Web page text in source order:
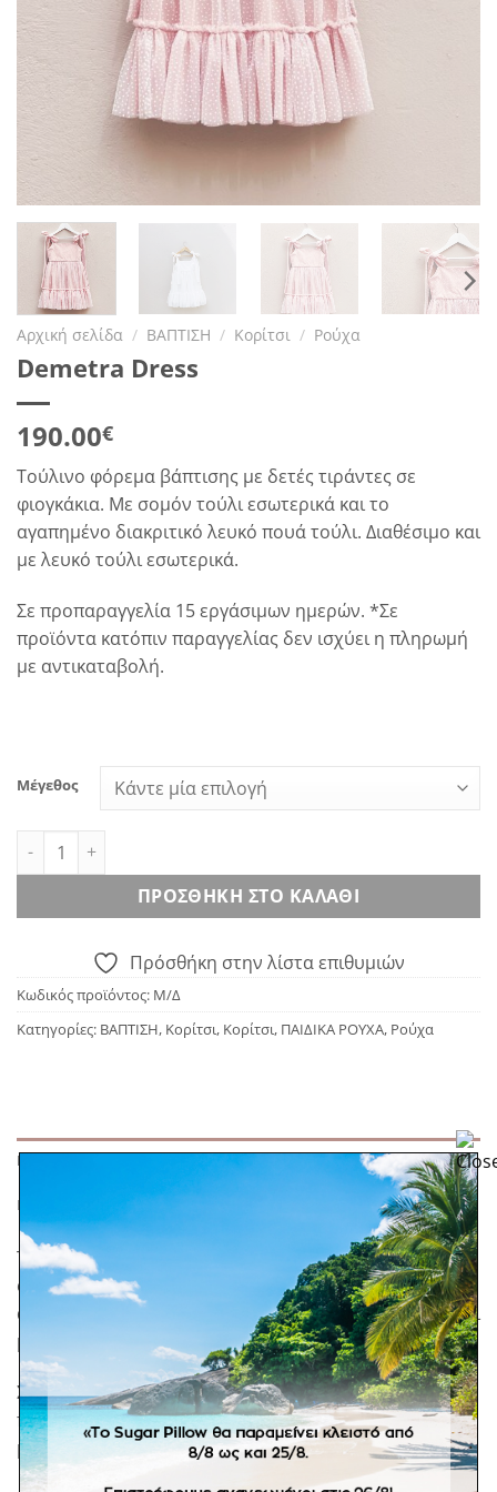
Αρχική σελίδα / ΒΑΠΤΙΣΗ / Κορίτσι / Ρούχα
Demetra Dress
190.00€
Τούλινο φόρεμα βάπτισης με δετές τιράντες σε
φιογκάκια. Με σομόν τούλι εσωτερικά και το
αγαπημένο διακριτικό λευκό πουά τούλι. Διαθέσιμο και
με λευκό τούλι εσωτερικά.
Σε προπαραγγελία 15 εργάσιμων ημερών. *Σε
προϊόντα κατόπιν παραγγελίας δεν ισχύει η πληρωμή
με αντικαταβολή.
Μέγεθος
Demetra Dress ποσότητα
ΠΡΟΣΘΉΚΗ ΣΤΟ ΚΑΛΆΘΙ
Πρόσθήκη στην λίστα επιθυμιών
Κωδικός προϊόντος: Μ/Δ
Κατηγορίες: ΒΑΠΤΙΣΗ, Κορίτσι, Κορίτσι, ΠΑΙΔΙΚΑ ΡΟΥΧΑ, Ρούχα
ΠΕΡΙΓΡΑΦΉ
ΕΠΙΠΛΈΟΝ ΠΛΗΡΟΦΟΡΊΕΣ
Τούλινο φόρεμα βάπτισης με δετές τιράντες σε
φιογκάκια. Με σομόν τούλι εσωτερικά και το
αγαπημένο διακριτικό λευκό πουά τούλι. Διαθέσιμο και
με λευκό τούλι εσωτερικά.
Σε προπαραγγελία 15 εργάσιμων ημερών. *Σε
προϊόντα κατόπιν παραγγελίας δεν ισχύει η πληρωμή
με αντικαταβολή.